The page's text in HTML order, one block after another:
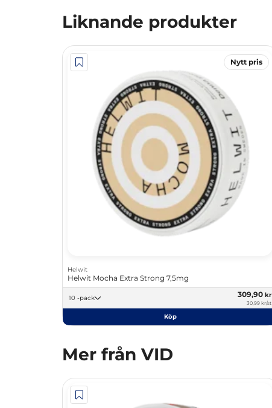
Liknande produkter
Nytt pris
Helwit
Helwit Mocha Extra Strong 7,5mg
10 -pack 309,90 kr
30,99 kr/st
Köp
Mer från VID